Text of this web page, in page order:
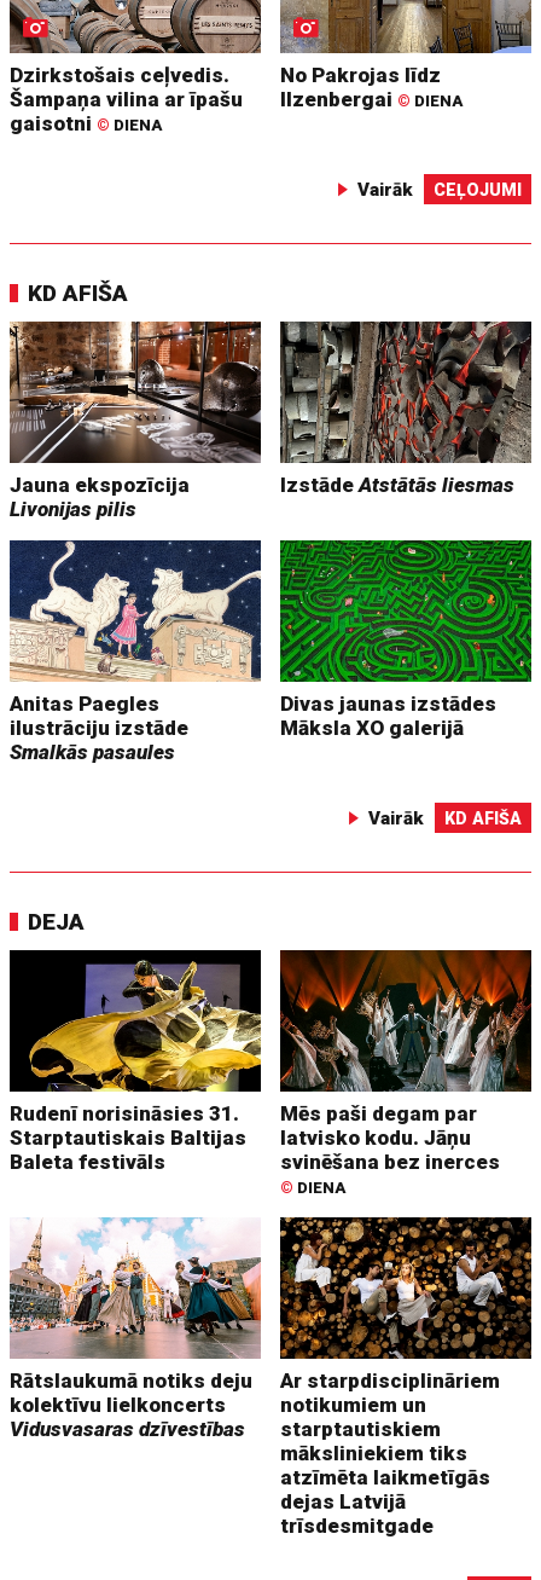
Dzirkstošais ceļvedis.
Šampaņa vilina ar īpašu
gaisotni © DIENA
No Pakrojas līdz
Ilzenbergai © DIENA
Vairāk CEĻOJUMI
KD AFIŠA
Jauna ekspozīcija
Livonijas pilis
IzstādeAtstātās liesmas
Anitas Paegles
ilustrāciju izstāde
Smalkās pasaules
Divas jaunas izstādes
Māksla XO galerijā
Vairāk KD AFIŠA
DEJA
Rudenī norisināsies 31.
Starptautiskais Baltijas
Baleta festivāls
Mēs paši degam par
latvisko kodu. Jāņu
svinēšana bez inerces
© DIENA
Rātslaukumā notiks deju
kolektīvu lielkoncerts
Vidusvasaras dzīvestības
Ar starpdisciplināriem
notikumiem un
starptautiskiem
māksliniekiem tiks
atzīmēta laikmetīgās
dejas Latvijā
trīsdesmitgade